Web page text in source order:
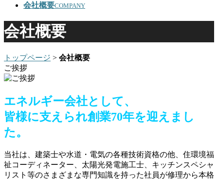
会社概要COMPANY
会社概要
トップページ > 会社概要
ご挨拶
エネルギー会社として、
皆様に支えられ創業70年を迎えまし
た。
当社は、建築士や水道・電気の各種技術資格の他、住環境福
祉コーディネーター、太陽光発電施工士、キッチンスペシャ
リスト等のさまざまな専門知識を持った社員が修理から本格